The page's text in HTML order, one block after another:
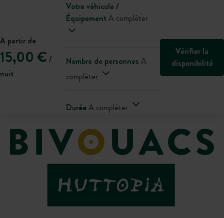
A partir de
15,00 € /
nuit
Votre véhicule /
ÉquipementA compléter
Nombre de personnes A
compléter
DuréeA compléter
Vérifier la
disponibilité